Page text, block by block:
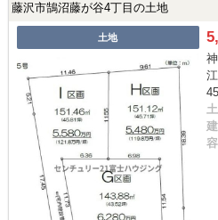
藤沢市鵠沼藤が谷4丁目の土地
土地